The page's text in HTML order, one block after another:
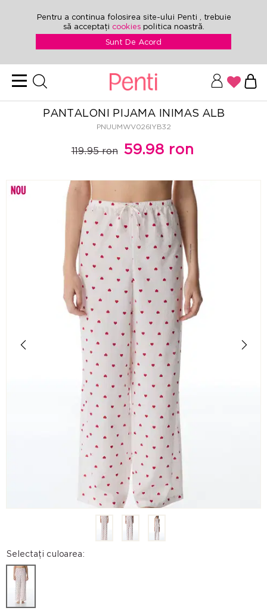
Pentru a continua folosirea site-ului Penti , trebuie
să acceptați cookies politica noastră.
Sunt De Acord
PANTALONI PIJAMA INIMAS ALB
PNUUMWV026IYB32
119.95 ron 59.98 ron
Selectați culoarea: